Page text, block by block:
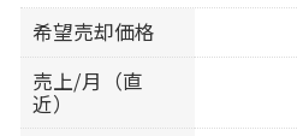
希望売却価格
売上/月（直
近）